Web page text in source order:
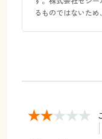
るものではないた